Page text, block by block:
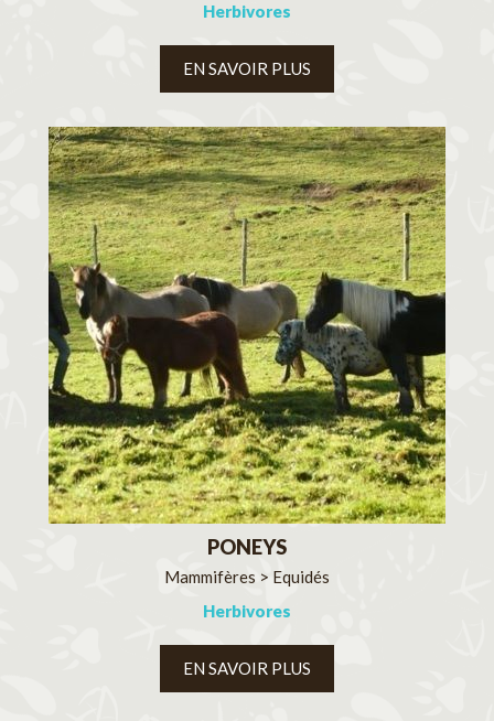
Herbivores
EN SAVOIR PLUS
PONEYS
Mammifères > Equidés
Herbivores
EN SAVOIR PLUS